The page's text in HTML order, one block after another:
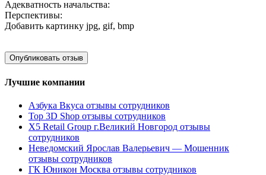
Адекватность начальства:
Перспективы:
Добавить картинку jpg, gif, bmp
Лучшие компании
Азбука Вкуса отзывы сотрудников
Top 3D Shop отзывы сотрудников
X5 Retail Group г.Великий Новгород отзывы
сотрудников
Неведомский Ярослав Валерьевич — Мошенник
отзывы сотрудников
ГК Юникон Москва отзывы сотрудников